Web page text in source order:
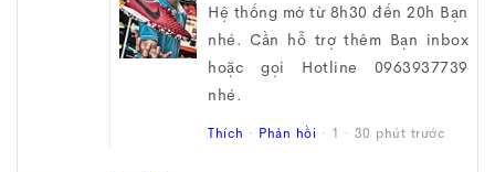
Hệ thống mở từ 8h30 đến 20h Bạn
nhé. Cần hỗ trợ thêm Bạn inbox
hoặc gọi Hotline 0963937739
nhé.
Thích · Phản hồi · 1 · 30 phút trước